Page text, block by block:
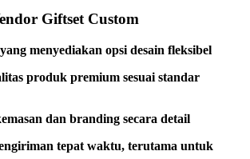
Giftset Custom
menyediakan opsi desain fleksibel
produk premium sesuai standar
dan branding secara detail
tepat waktu, terutama untuk